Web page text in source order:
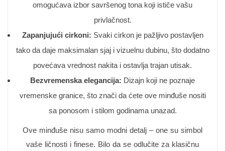
omogućava izbor savršenog tona koji ističe vašu
privlačnost.
Zapanjujući cirkoni: Svaki cirkon je pažljivo postavljen
tako da daje maksimalan sjaj i vizuelnu dubinu, što dodatno
povećava vrednost nakita i ostavlja trajan utisak.
Bezvremenska elegancija: Dizajn koji ne poznaje
vremenske granice, što znači da ćete ove minđuše nositi
sa ponosom i stilom godinama unazad.
Ove minđuše nisu samo modni detalj – one su simbol
vaše ličnosti i finese. Bilo da se odlučite za klasičnu